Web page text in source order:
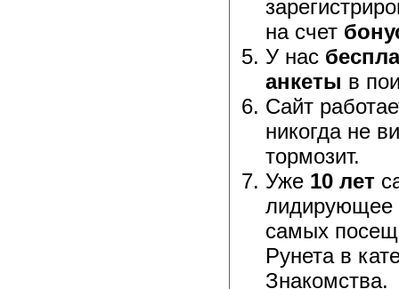
на счет
У нас
анкеты в
Сайт
никогда не
тормозит.
Уже 10 лет
лидирующее
самых
Рунета в
Знакомства.